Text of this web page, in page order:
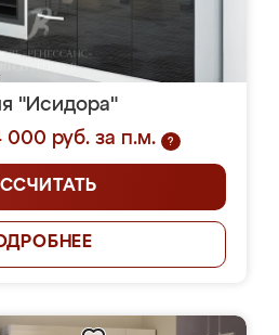
"Исидора"
000 руб. за п.м.
?